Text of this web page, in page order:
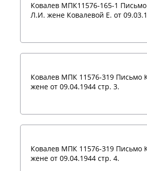
Ковалев МПК11576-165-1
Л.И. жене Ковалевой Е. от
Ковалев МПК 11576-319 Письмо
жене от 09.04.1944 стр. 3.
Ковалев МПК 11576-319 Письмо
жене от 09.04.1944 стр. 4.